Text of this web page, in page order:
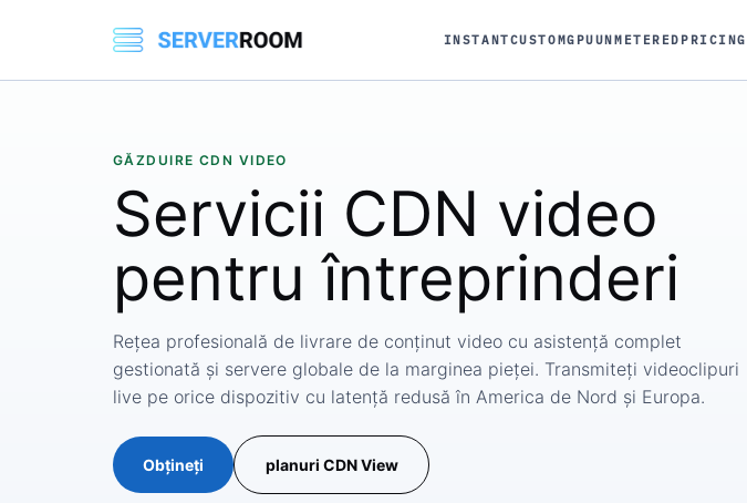
INSTANTCUSTOMGPUUNMETERED PRICING
GĂZDUIRE CDN VIDEO
Servicii CDN video
pentru întreprinderi
Rețea profesională de livrare de conținut video cu asistență complet
gestionată și servere globale de la marginea pieței. Transmiteți videoclipuri
live pe orice dispozitiv cu latență redusă în America de Nord și Europa.
Obțineți planuri CDN View